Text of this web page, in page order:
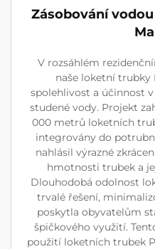
Zásobování
V rozsáhlém
naše loketní trubky
spolehlivost a účinnost
studené vody. Projekt
000 metrů loketních
integrovány do
nahlásil výrazné
hmotnosti trubek a
Dlouhodobá odolnost
trvalé řešení,
poskytla obyvatelům
špičkového využití.
použití loketních trubek